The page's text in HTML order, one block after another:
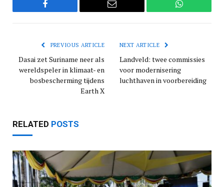
Facebook Email WhatsApp
PREVIOUS ARTICLE
Dasai zet Suriname neer als
wereldspeler in klimaat- en
bosbescherming tijdens
Earth X
NEXT ARTICLE
Landveld: twee commissies
voor modernisering
luchthaven in voorbereiding
RELATED POSTS